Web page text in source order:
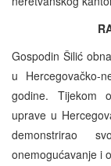
Gospodin Šilić
u Hercegovačko-
godine. Tijekom
uprave u
demonstrirao
onemogućavanje i